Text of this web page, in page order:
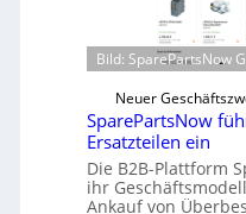
d
i
r
t
e
A
n
t
w
i
c
k
e
l
Bild: SparePartsNow
Neuer
SparePartsNow
Ersatzteilen ein
Die B2B-Plattform
ihr
Ankauf von